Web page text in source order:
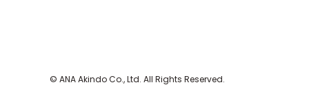
© ANA Akindo Co., Ltd. All Rights Reserved.